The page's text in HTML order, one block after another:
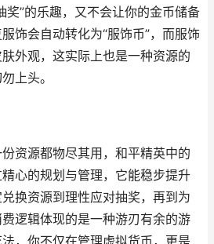
奖”的乐趣，又不会让你的金币储备
饰会自动转化为“服饰币”，而服饰
外观，这实际上也是一种资源的
上头。
资源都物尽其用，和平精英中的
心的规划与管理，它能稳步提升
换资源到理性应对抽奖，再到为
逻辑体现的是一种游刃有余的游